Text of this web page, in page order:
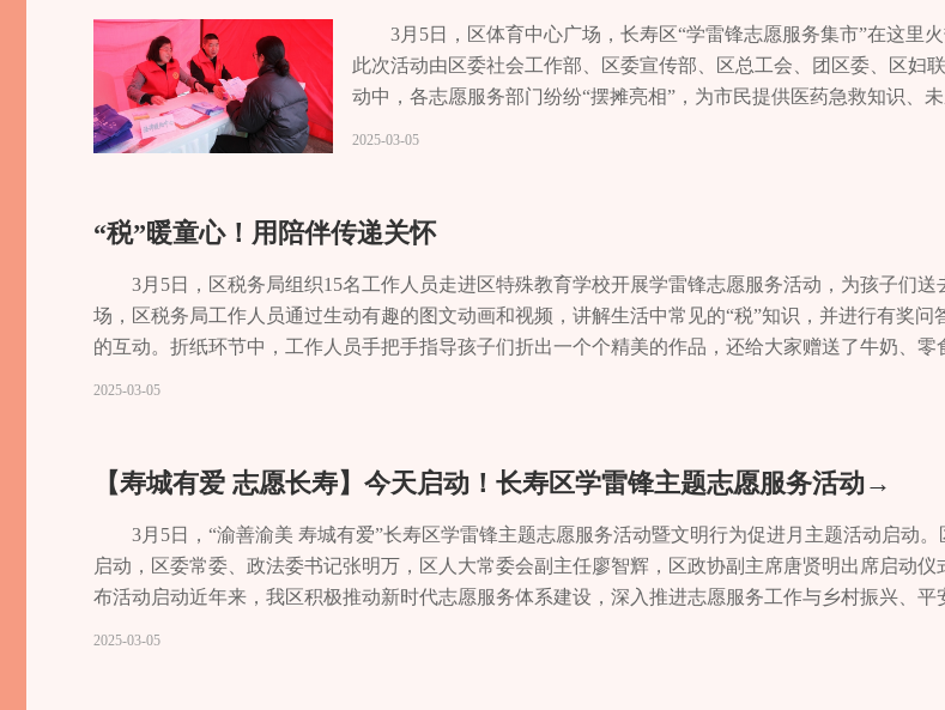
3月5日，区体育中心广场，长寿区“学雷锋志愿服务集市”在这里火
此次活动由区委社会工作部、区委宣传部、区总工会、团区委、区妇
动中，各志愿服务部门纷纷“摆摊亮相”，为市民提供医药急救知识、
喜欢的花花草草，然后我帮你用胶布固定在白色布袋上，就可以捶打了
化工职业学院摊位前，学生志愿者们正指导市民进行植物拓染。卫生健
变身急救实训营。“掌握急救知识非常重要，因为在关键时刻可能救一
命。”志愿者正在向市民科普应急救护知识，教授烧伤、切伤、鱼刺卡
施，以及心肺复苏、海姆立克急救法的操作要领。“大哥，身子坐正，
有害垃圾的危害性，并普及分类方法，引导市民正确投放垃圾。记者
特约记者 袁志龙 见习记者 谭莉 通讯员 罗冉
2025-03-05
“税”暖童心！用陪伴传递关怀
3月5日，区税务局组织15名工作人员走进区特殊教育学校开展学雷锋志愿服务活动，为孩子们
场，区税务局工作人员通过生动有趣的图文动画和视频，讲解生活中常见的“税”知识，并进行有奖问
的互动。折纸环节中，工作人员手把手指导孩子们折出一个个精美的作品，还给大家赠送了牛奶、零
2025-03-05
【寿城有爱 志愿长寿】今天启动！长寿区学雷锋主题志愿服务活动→
3月5日，“渝善渝美 寿城有爱”长寿区学雷锋主题志愿服务活动暨文明行为促进月主题活动启动
启动，区委常委、政法委书记张明万，区人大常委会副主任廖智辉，区政协副主席唐贤明出席启动
布活动启动近年来，我区积极推动新时代志愿服务体系建设，深入推进志愿服务工作与乡村振兴、平
2025-03-05